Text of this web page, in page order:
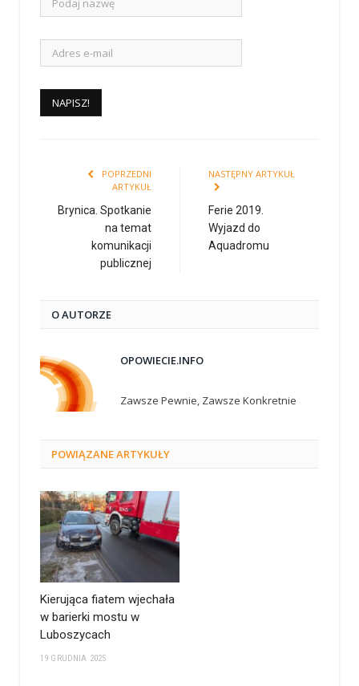
POPRZEDNI
ARTYKUŁ
Brynica. Spotkanie
na temat
komunikacji
publicznej
NASTĘPNY ARTYKUŁ
Ferie 2019.
Wyjazd do
Aquadromu
O AUTORZE
OPOWIECIE.INFO
Zawsze Pewnie, Zawsze Konkretnie
POWIĄZANEARTYKUŁY
Kierująca fiatem wjechała
w barierki mostu w
Luboszycach
19 GRUDNIA 2025